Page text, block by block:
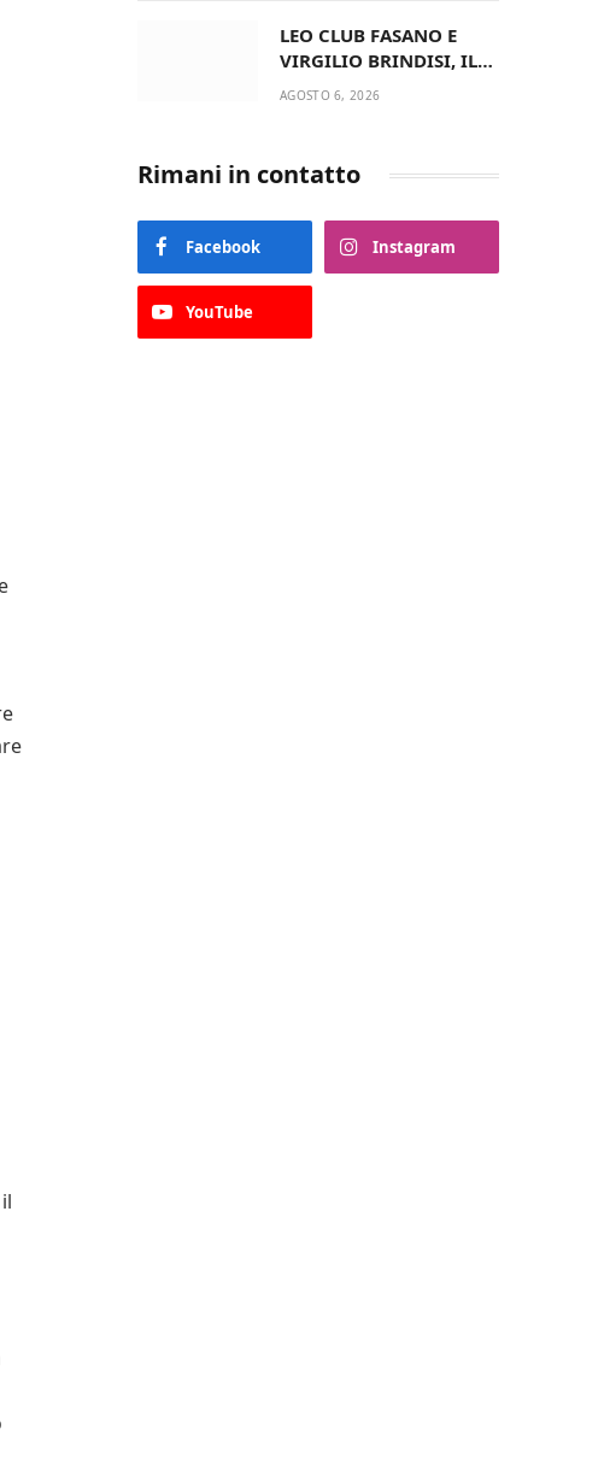
LEO CLUB FASANO E
VIRGILIO BRINDISI, IL
PASSAGGIO DELLE
AGOSTO 6, 2026
Rimani in contatto
Facebook Instagram
YouTube